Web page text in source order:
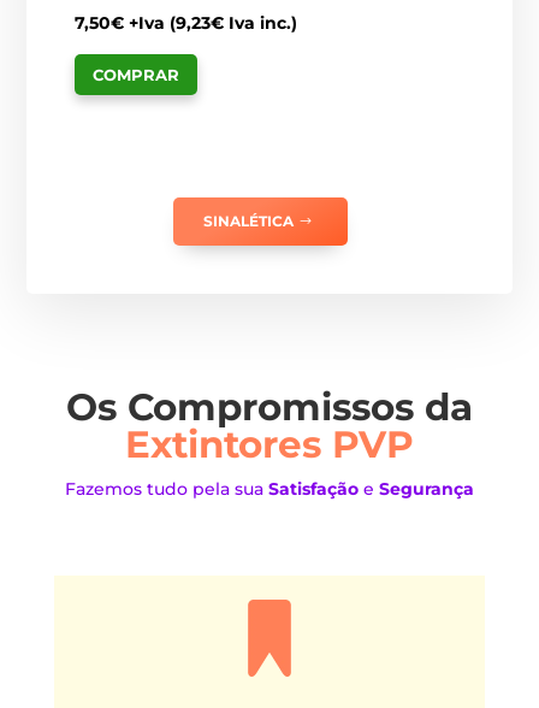
7,50€ +Iva (9,23€ Iva inc.)
COMPRAR
SINALÉTICA
Os Compromissos da
Extintores PVP
Fazemos tudo pela sua Satisfaçãoe Segurança